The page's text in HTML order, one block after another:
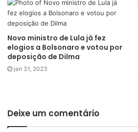
Novo ministro de Lula já fez
elogios a Bolsonaro e votou por
deposição de Dilma
jan 31, 2023
Deixe um comentário